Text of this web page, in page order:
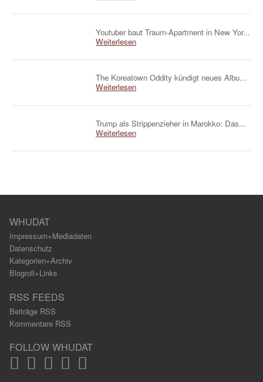
Youtuber baut Traum-Apartment in New Yor...
Weiterlesen
The Koreatown Oddity kündigt neues Albu...
Weiterlesen
Trump als Strippenzieher in Marokko: Das...
Weiterlesen
WHUDAT
Impressum+Mediadaten
Datenschutz
Kategorien+Archiv
Blogroll+Links
RSS FEEDS
Beiträge RSS
Kommentare RSS
FOLLOW WHUDAT